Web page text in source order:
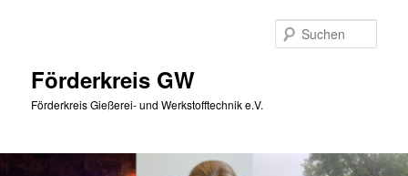
Förderkreis GW
Förderkreis Gießerei- und Werkstofftechnik e.V.